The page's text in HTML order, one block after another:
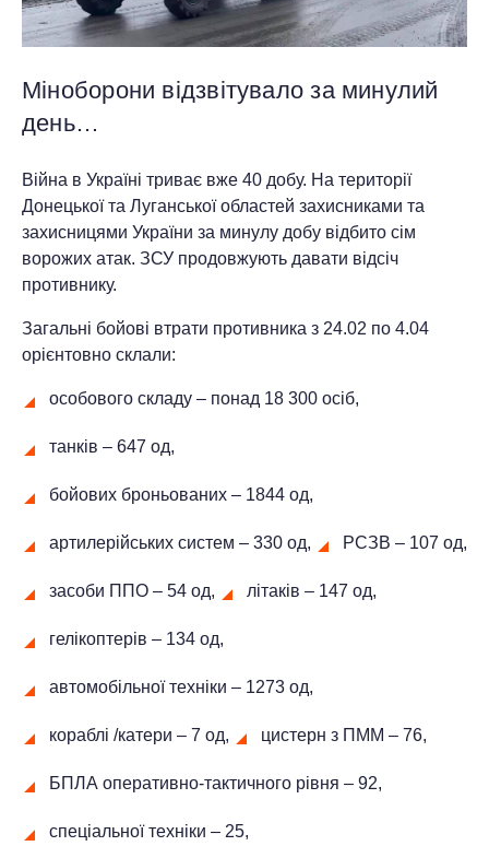
Міноборони відзвітувало за минулий
день…
Війна в Україні триває вже 40 добу. На території
Донецької та Луганської областей захисниками та
захисницями України за минулу добу відбито сім
ворожих атак. ЗСУ продовжують давати відсіч
противнику.
Загальні бойові втрати противника з 24.02 по 4.04
орієнтовно склали:
особового складу ‒ понад 18 300 осіб,
танків ‒ 647 од,
бойових броньованих ‒ 1844 од,
артилерійських систем – 330 од, РСЗВ ‒ 107 од,
засоби ППО ‒ 54 од, літаків – 147 од,
гелікоптерів – 134 од,
автомобільної техніки ‒ 1273 од,
кораблі /катери ‒ 7 од, цистерн з ПММ ‒ 76,
БПЛА оперативно-тактичного рівня ‒ 92,
спеціальної техніки – 25,